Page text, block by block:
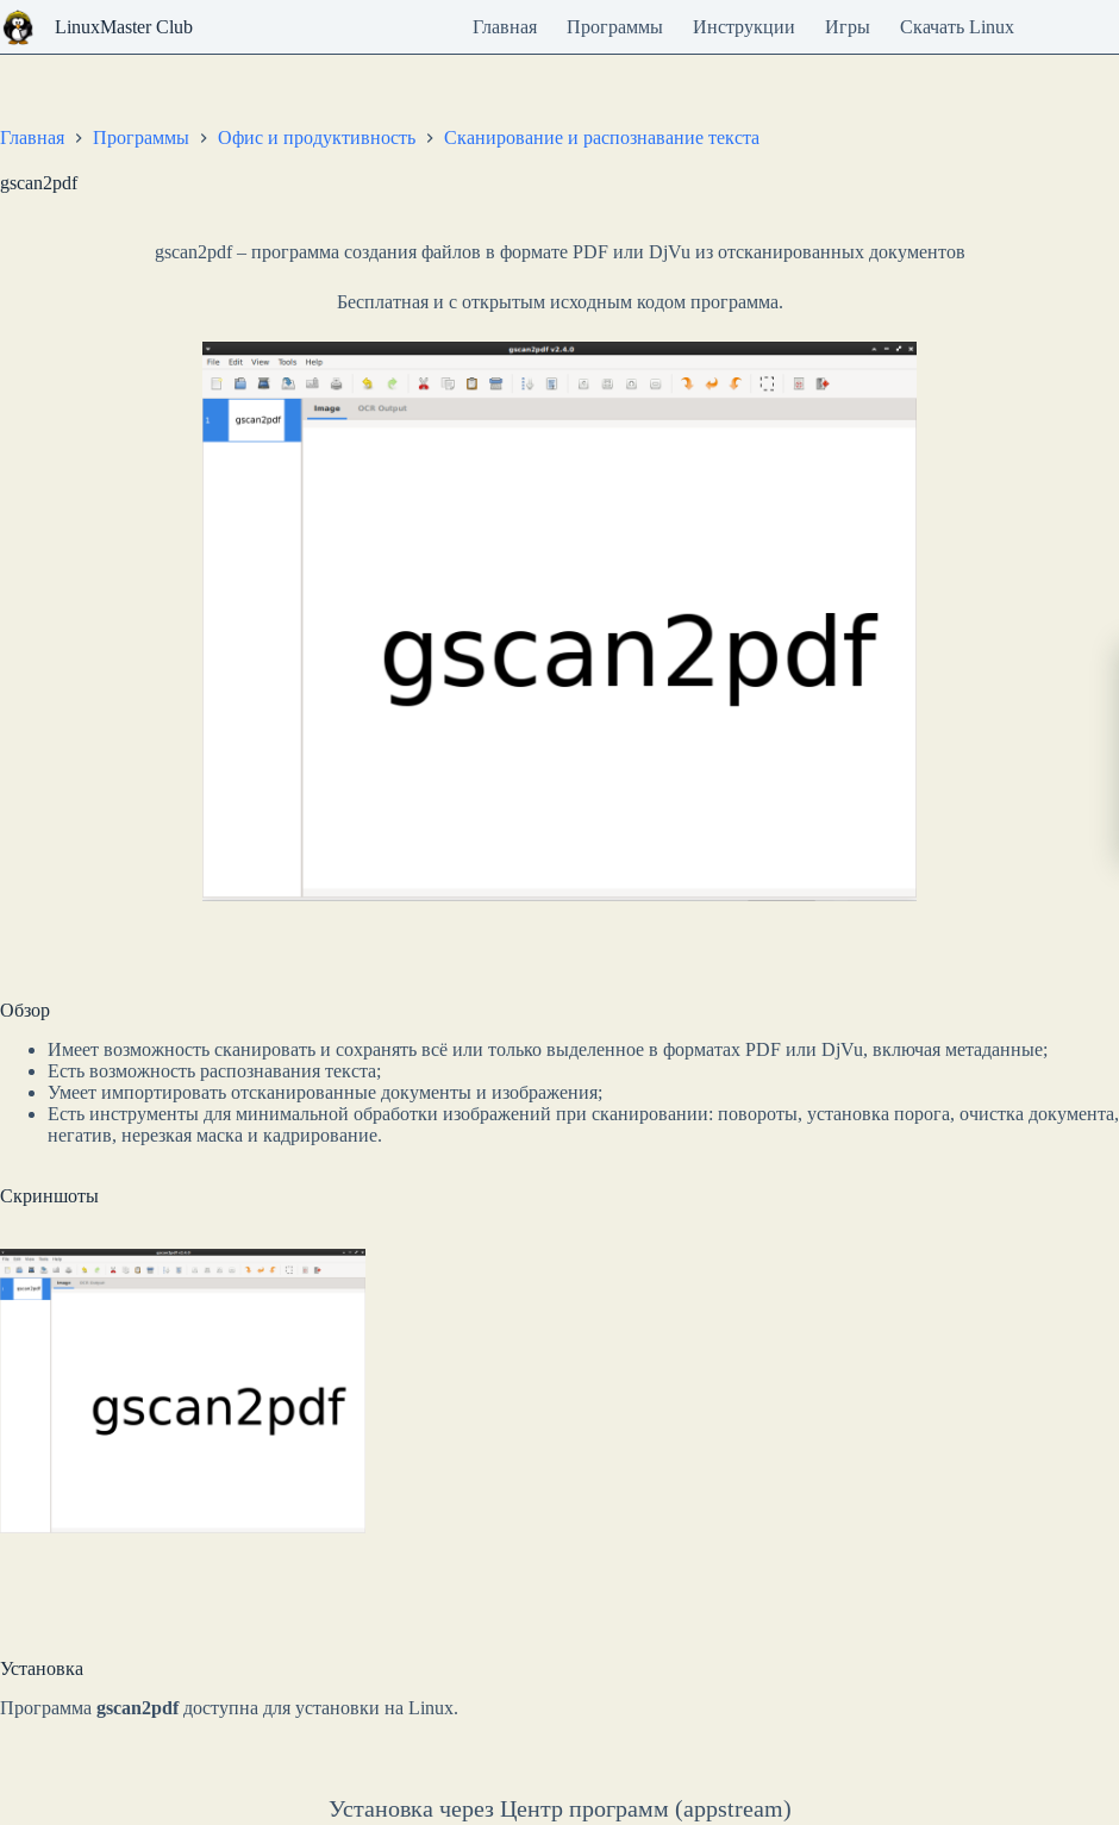
Перейти
к
сути
LinuxMaster Club Главная Программы Инструкции Игры Скачать Linux
Главная Программы Офис и продуктивность Сканирование и распознавание текста
gscan2pdf
gscan2pdf – программа создания файлов в формате PDF или DjVu из отсканированных документов
Бесплатная и с открытым исходным кодом программа.
Обзор
Имеет возможность сканировать и сохранять всё или только выделенное в форматах PDF или DjVu, включая метаданные;
Есть возможность распознавания текста;
Умеет импортировать отсканированные документы и изображения;
Есть инструменты для минимальной обработки изображений при сканировании: повороты, установка порога, очистка документа,
негатив, нерезкая маска и кадрирование.
Скриншоты
Установка
Программа gscan2pdfдоступна для установки на Linux.
Установка через Центр программ (appstream)